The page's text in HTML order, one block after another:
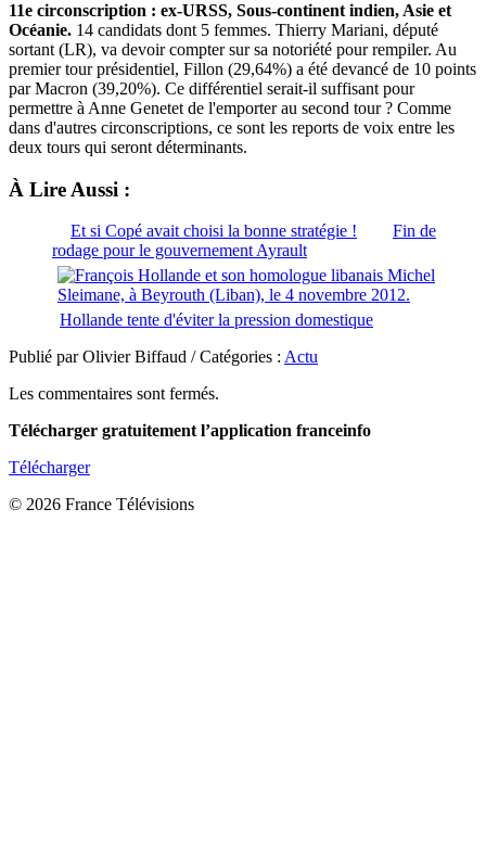
11e circonscription : ex-URSS, Sous-continent indien, Asie et
Océanie. 14 candidats dont 5 femmes. Thierry Mariani, député
sortant (LR), va devoir compter sur sa notoriété pour rempiler. Au
premier tour présidentiel, Fillon (29,64%) a été devancé de 10 points
par Macron (39,20%). Ce différentiel serait-il suffisant pour
permettre à Anne Genetet de l'emporter au second tour ? Comme
dans d'autres circonscriptions, ce sont les reports de voix entre les
deux tours qui seront déterminants.
À Lire Aussi :
Et si Copé avait choisi la bonne stratégie !
Fin de
rodage pour le gouvernement Ayrault
Hollande tente d'éviter la pression domestique
Publié par Olivier Biffaud / Catégories : Actu
Les commentaires sont fermés.
Télécharger gratuitement l’application franceinfo
Télécharger
© 2026 France Télévisions